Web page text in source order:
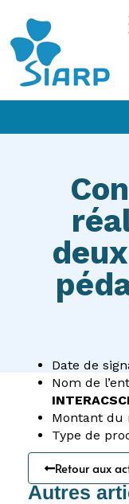
Date de
Nom de
Montant du
Type de
Retour aux
Autres